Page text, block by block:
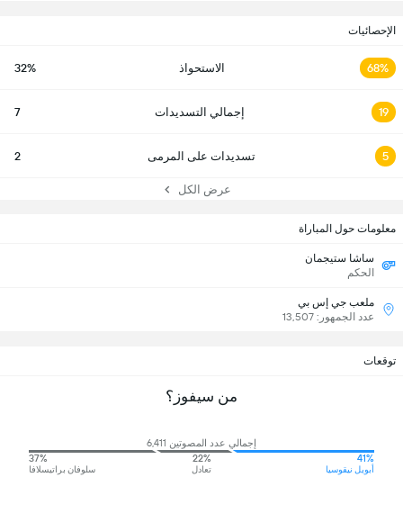
الإحصائيات
68% الاستحواذ 32%
19 إجمالي التسديدات 7
5 تسديدات على المرمى 2
عرض الكل
معلومات حول المباراة
ساشا ستيجمان
الحكم
ملعب جي إس بي
عدد الجمهور: 13,507
توقعات
من سيفوز؟
إجمالي عدد المصوتين 6,411
41%
أبويل نيقوسيا
22%
تعادل
37%
سلوفان براتيسلافا